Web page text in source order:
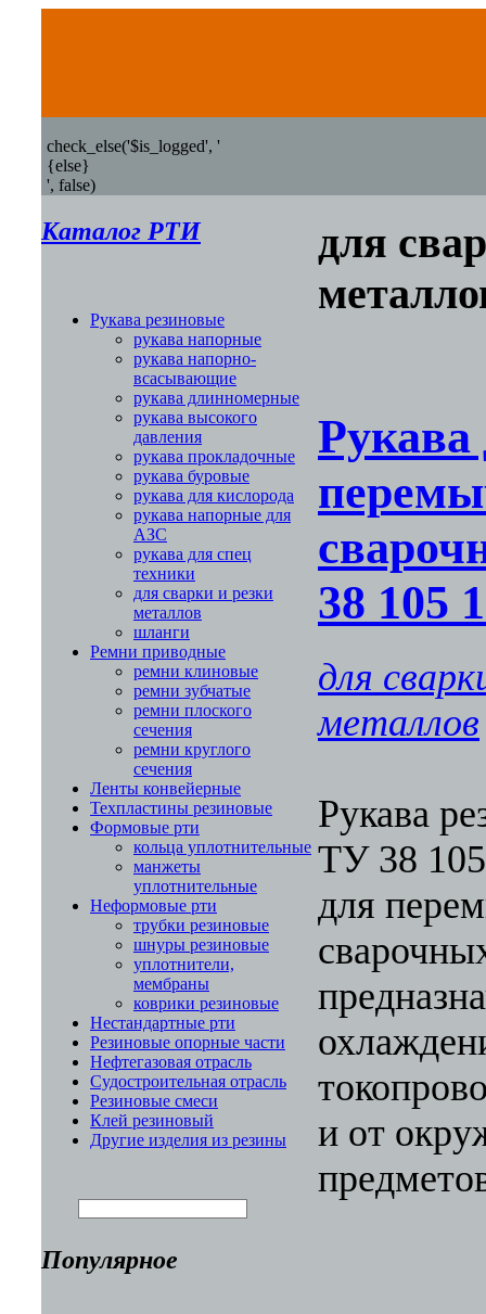
check_else('$is_logged', '
{else}
', false)
Каталог РТИ
Рукава резиновые
рукава напорные
рукава напорно-
всасывающие
рукава длинномерные
рукава высокого
давления
рукава прокладочные
рукава буровые
рукава для кислорода
рукава напорные для
АЗС
рукава для спец
техники
для сварки и резки
металлов
шланги
Ремни приводные
ремни клиновые
ремни зубчатые
ремни плоского
сечения
ремни круглого
сечения
Ленты конвейерные
Техпластины резиновые
Формовые рти
кольца уплотнительные
манжеты
уплотнительные
Неформовые рти
трубки резиновые
шнуры резиновые
уплотнители,
мембраны
коврики резиновые
Нестандартные рти
Резиновые опорные части
Нефтегазовая отрасль
Судостроительная отрасль
Резиновые смеси
Клей резиновый
Другие изделия из резины
Популярное
для
Рукава
38 105
для
металлов
Рукава
ТУ 38
для
и от